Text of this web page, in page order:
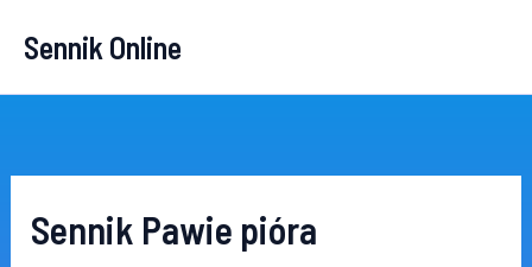
Sennik Online
Sennik Pawie pióra